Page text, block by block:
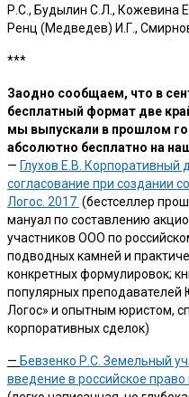
Р.С., Будылин С.Л., Кожевина
Ренц (Медведев) И.Г.,
***
Заодно сообщаем, что в
бесплатный формат две
мы выпускали в прошлом
абсолютно бесплатно на
— Глухов Е.В. Корпоративный
согласование при создании
Логос. 2017 (бестселлер
мануал по составлению
участников ООО по
подводных камней и
конкретных формулировок;
популярных преподавателей
Логос» и опытным юристом,
корпоративных сделок)
— Бевзенко Р.С. Земельный
введение в российское